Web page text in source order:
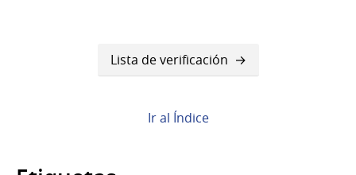
transversales
Lista de verificación
Ir al Índice